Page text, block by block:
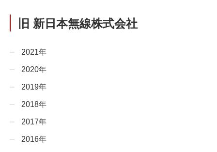
旧 新日本無線株式会社
2021年
2020年
2019年
2018年
2017年
2016年